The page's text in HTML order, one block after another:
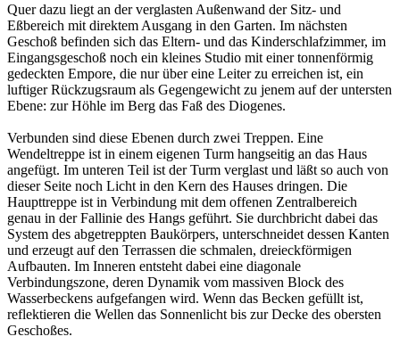
Quer dazu liegt an der verglasten Außenwand der Sitz- und
Eßbereich mit direktem Ausgang in den Garten. Im nächsten
Geschoß befinden sich das Eltern- und das Kinderschlafzimmer, im
Eingangsgeschoß noch ein kleines Studio mit einer tonnenförmig
gedeckten Empore, die nur über eine Leiter zu erreichen ist, ein
luftiger Rückzugsraum als Gegengewicht zu jenem auf der untersten
Ebene: zur Höhle im Berg das Faß des Diogenes.
Verbunden sind diese Ebenen durch zwei Treppen. Eine
Wendeltreppe ist in einem eigenen Turm hangseitig an das Haus
angefügt. Im unteren Teil ist der Turm verglast und läßt so auch von
dieser Seite noch Licht in den Kern des Hauses dringen. Die
Haupttreppe ist in Verbindung mit dem offenen Zentralbereich
genau in der Fallinie des Hangs geführt. Sie durchbricht dabei das
System des abgetreppten Baukörpers, unterschneidet dessen Kanten
und erzeugt auf den Terrassen die schmalen, dreieckförmigen
Aufbauten. Im Inneren entsteht dabei eine diagonale
Verbindungszone, deren Dynamik vom massiven Block des
Wasserbeckens aufgefangen wird. Wenn das Becken gefüllt ist,
reflektieren die Wellen das Sonnenlicht bis zur Decke des obersten
Geschoßes.